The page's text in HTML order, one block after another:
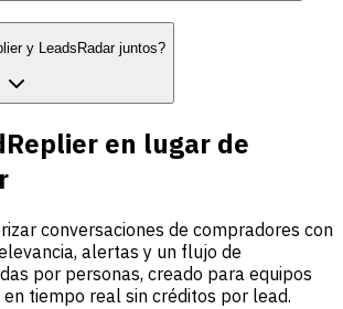
y LeadsRadar juntos?
en lugar de
conversaciones de compradores con
alertas y un flujo de
por personas, creado para equipos
tiempo real sin créditos por lead.